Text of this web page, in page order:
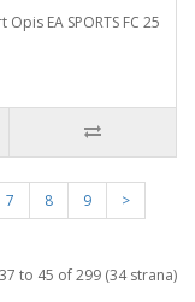
Opis EA SPORTS FC 25
7 8 9
>
to 45 of 299 (34 strana)